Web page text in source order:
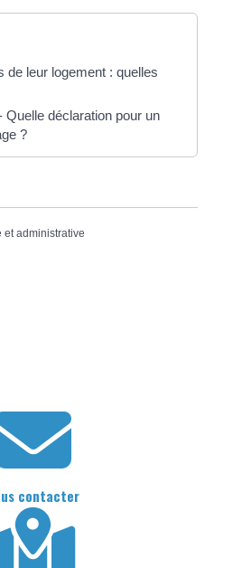
de leur logement : quelles
Quelle déclaration pour un
?
et administrative
contacter